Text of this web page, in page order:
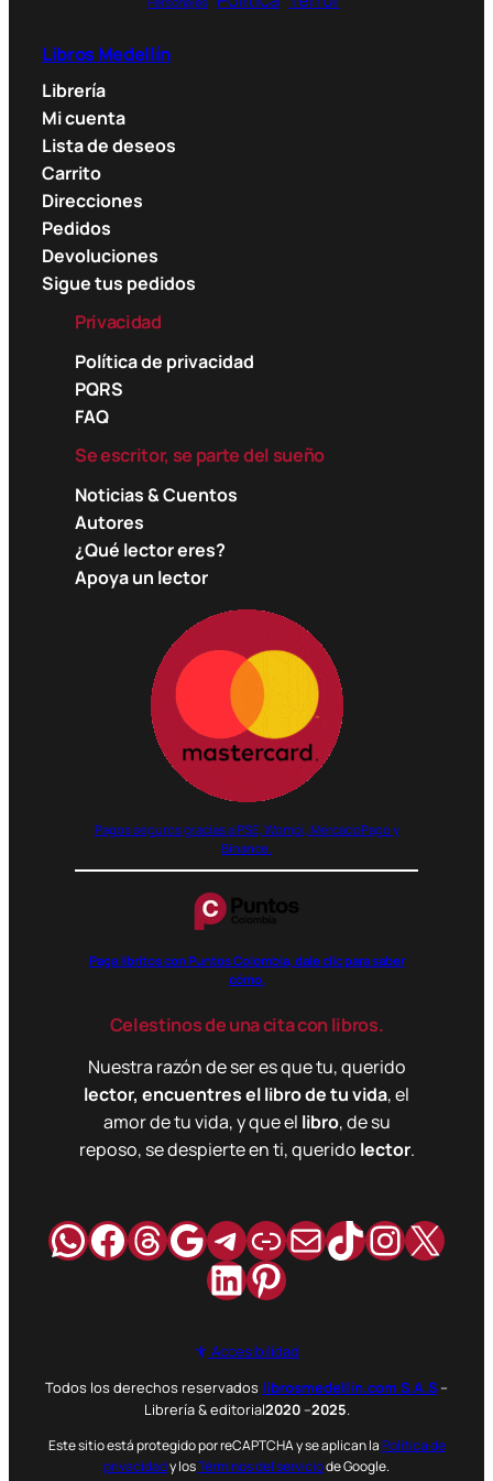
Libros Medellín
Librería
Mi cuenta
Lista de deseos
Carrito
Direcciones
Pedidos
Devoluciones
Sigue tus pedidos
Privacidad
Política de privacidad
PQRS
FAQ
Se escritor, se parte del sueño
Noticias & Cuentos
Autores
¿Qué lector eres?
Apoya un lector
Pagos seguros gracias a PSE, Wompi, MercadoPago y
Binance.
Paga libritos con Puntos Colombia, dale clic para saber
cómo.
Celestinos de una cita con libros.
Nuestra razón de ser es que tu, querido
lector, encuentres el libro de tu vida, el
amor de tu vida, y que el libro, de su
reposo, se despierte en ti, querido lector.
WhatsApp
Facebook
Hilos
Google
Telegram
Enlace
Correo
TikTok
X
LinkedIn
Pinterest
Accesibilidad
Todos los derechos reservados librosmedellin.com S.A.S–
Librería & editorial2020–2025.
Este sitio está protegido por reCAPTCHA y se aplican laPolítica de
privacidady losTérminos del serviciode Google.